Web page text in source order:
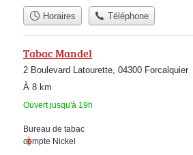
Horaires Téléphone
Tabac Mandel
2 Boulevard Latourette, 04300 Forcalquier
À 8 km
Ouvert jusqu'à 19h
Bureau de tabac
compte Nickel